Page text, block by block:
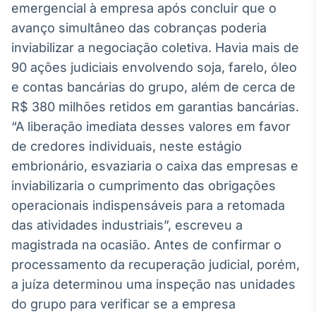
Broadcast
Datafeed
APIs para
integração de
conteúdos e
dados
Broadcast
Ticker
headlines de
notícias
Broadcast
Widgets
Componentes
para conteúdos e
funcionalidades
emergencial à empresa após concluir que o
avanço simultâneo das cobranças poderia
inviabilizar a negociação coletiva. Havia mais de
90 ações judiciais envolvendo soja, farelo, óleo
e contas bancárias do grupo, além de cerca de
R$ 380 milhões retidos em garantias bancárias.
“A liberação imediata desses valores em favor
de credores individuais, neste estágio
embrionário, esvaziaria o caixa das empresas e
inviabilizaria o cumprimento das obrigações
operacionais indispensáveis para a retomada
das atividades industriais”, escreveu a
magistrada na ocasião. Antes de confirmar o
processamento da recuperação judicial, porém,
a juíza determinou uma inspeção nas unidades
do grupo para verificar se a empresa